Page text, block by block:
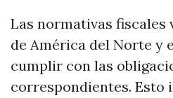
Las normativas fiscales
de América del Norte y
cumplir con las
correspondientes. Esto